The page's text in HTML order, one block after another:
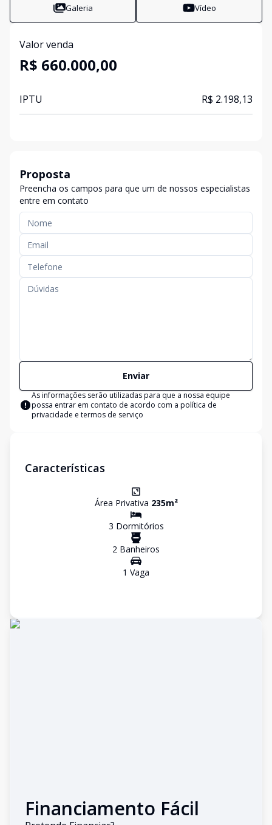
Galeria Vídeo
Valor venda
R$ 660.000,00
IPTU R$ 2.198,13
Proposta
Preencha os campos para que um de nossos especialistas
entre em contato
Enviar
As informações serão utilizadas para que a nossa equipe
possa entrar em contato de acordo com a política de
privacidade e termos de serviço
Características
Área Privativa 235m²
3 Dormitórios
2 Banheiros
1 Vaga
Financiamento Fácil